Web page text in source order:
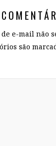
e-mail não
são